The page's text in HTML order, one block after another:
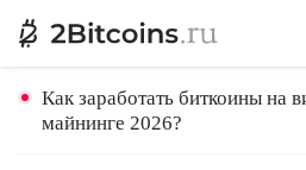
Как заработать биткоины на
майнинге 2026?